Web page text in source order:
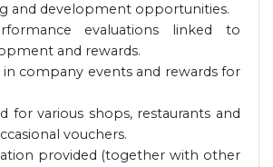
and development opportunities.
evaluations linked to
and rewards.
company events and rewards for
for various shops, restaurants and
vouchers.
provided (together with other